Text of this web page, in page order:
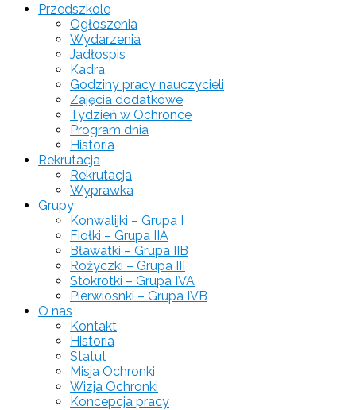
Przedszkole
Ogłoszenia
Wydarzenia
Jadłospis
Kadra
Godziny pracy nauczycieli
Zajęcia dodatkowe
Tydzień w Ochronce
Program dnia
Historia
Rekrutacja
Rekrutacja
Wyprawka
Grupy
Konwalijki – Grupa I
Fiołki – Grupa IIA
Bławatki – Grupa IIB
Różyczki – Grupa III
Stokrotki – Grupa IVA
Pierwiosnki – Grupa IVB
O nas
Kontakt
Historia
Statut
Misja Ochronki
Wizja Ochronki
Koncepcja pracy